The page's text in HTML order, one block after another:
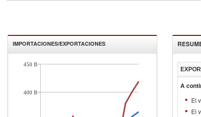
IMPORTACIONES/EXPORTACIONES
450 B
400 B
A
El
El